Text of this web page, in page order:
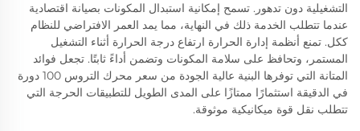
التشغيلية دون تدهور. تسمح إمكانية استبدال المكونات بصيانة اقتصادية
عندما تتطلب الخدمة ذلك في النهاية، مما يمد العمر الافتراضي للنظام
ككل. تمنع أنظمة إدارة الحرارة ارتفاع درجة الحرارة أثناء التشغيل
المستمر، وتحافظ على سلامة المكونات وتضمن أداءً ثابتًا. تجعل فوائد
المتانة التي توفرها البنية عالية الجودة من سعر محرك التروس 100 دورة
في الدقيقة استثمارًا ممتازًا على المدى الطويل للتطبيقات الحرجة التي
تتطلب نقل قوة ميكانيكية موثوقة.